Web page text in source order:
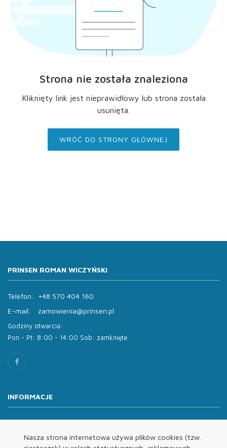
Nasza strona internetowa używa plików cookies (tzw.
Strona nie została znaleziona
Kliknięty link jest nieprawidłowy lub strona została
usunięta.
WRÓĆ DO STRONY GŁÓWNEJ
PRINSEN ROMAN WICZYŃSKI
Telefon:
+48 570 404 160
E-mail:
zamowienia@prinsen.pl
Godziny otwarcia:
Pon - Pt: 8:00 - 14:00 Sob: zamknięte
INFORMACJE
Oferta